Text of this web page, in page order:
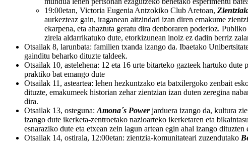
19:00etan, Victoria Eugenia Antzokiko Club Aretoan,
aurkezteaz gain, iraganean aitzindari izan diren emakume
ekarpena, eta ahaztuta geratu dira denboraren poderioz.
zirela aldarrikatuko dute, etorkizunean inoiz ez dadin berriz
Otsailak 8, larunbata: familien txanda izango da. Ibaetako
gainditu beharko dituzte taldeek.
Otsailak 10, astelehena: 12 eta 16 urte bitarteko gazteek hartuko dute
praktiko bat emango dute
Otsailak 11, asteartea: lehen hezkuntzako eta batxilergoko zenbait
dituzte, emakumeek historian zehar zientzian izan duten zeregina
dira.
Otsailak 13, osteguna: Amona´s Powerjarduera izango da, kultura
izango dute ikerketa-zentroetako nazioarteko ikerketaren eta
esnaraziko dute eta etxean zein lagun artean egin ahal izango dituzten
Otsailak 14, ostirala, 12:00etan: zientzia-komunitateari zuzendutako